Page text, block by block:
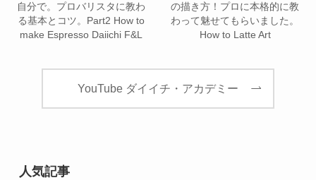
自分で。プロバリスタに教わ
る基本とコツ。Part2 How to
make Espresso Daiichi F&L
の描き方！プロに本格的に教
わって魅せてもらいました。
How to Latte Art
YouTube ダイイチ・アカデミー
人気記事